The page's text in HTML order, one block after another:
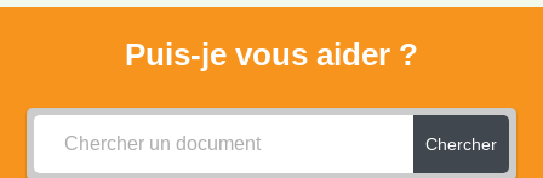
Puis-je vous aider ?
Chercher